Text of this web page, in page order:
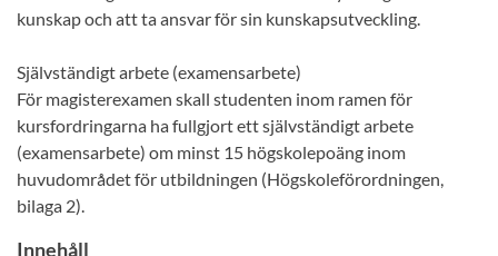
kunskap och att ta ansvar för sin kunskapsutveckling.
Självständigt arbete (examensarbete)
För magisterexamen skall studenten inom ramen för
kursfordringarna ha fullgjort ett självständigt arbete
(examensarbete) om minst 15 högskolepoäng inom
huvudområdet för utbildningen (Högskoleförordningen,
bilaga 2).
Innehåll